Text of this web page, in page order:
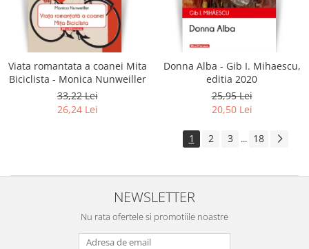
Viata romantata a coanei Mita
Biciclista - Monica Nunweiller
33,22 Lei
26,24 Lei
Donna Alba - Gib I. Mihaescu,
editia 2020
25,95 Lei
20,50 Lei
1 2 3 ... 18
NEWSLETTER
Nu rata ofertele si promotiile noastre